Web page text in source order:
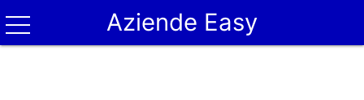
Aziende Easy